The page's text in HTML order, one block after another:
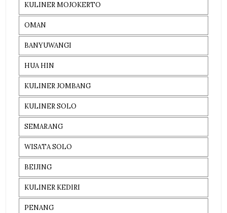
KULINER MOJOKERTO
OMAN
BANYUWANGI
HUA HIN
KULINER JOMBANG
KULINER SOLO
SEMARANG
WISATA SOLO
BEIJING
KULINER KEDIRI
PENANG